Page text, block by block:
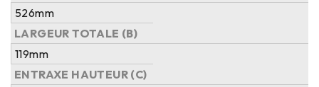
526mm
LARGEUR TOTALE (B)
119mm
ENTRAXE HAUTEUR (C)